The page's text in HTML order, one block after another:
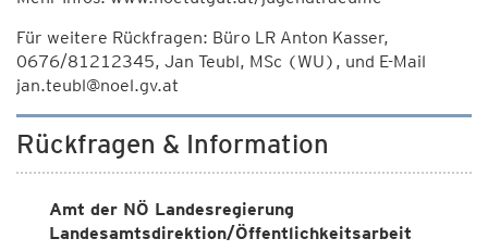
Für weitere Rückfragen: Büro LR Anton Kasser,
0676/81212345, Jan Teubl, MSc (WU), und E-Mail
jan.teubl@noel.gv.at
Rückfragen & Information
Amt der NÖ Landesregierung
Landesamtsdirektion/Öffentlichkeitsarbeit